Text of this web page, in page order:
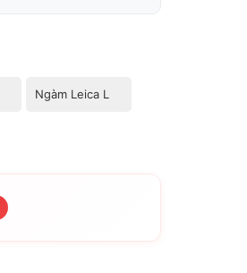
Ngàm Leica L